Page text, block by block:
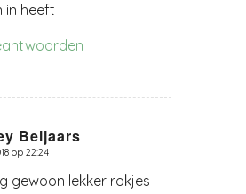
in heeft
Beljaars
op 22:24
gewoon lekker rokjes